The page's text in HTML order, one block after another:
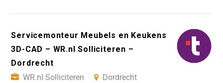
Servicemonteur Meubels en Keukens
3D-CAD – WR.nl Solliciteren –
Dordrecht
WR.nl Solliciteren
Dordrecht